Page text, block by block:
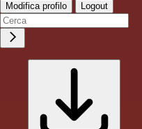
Modifica profilo Logout